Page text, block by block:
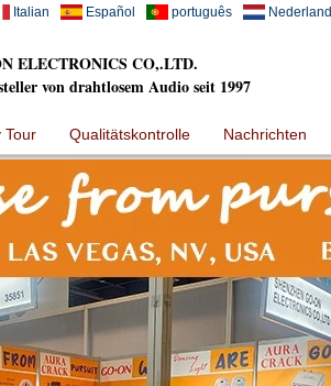
Italian Español português
ELECTRONICS CO,.LTD.
von drahtlosem Audio seit 1997
Tour Qualitätskontrolle Nachrichten